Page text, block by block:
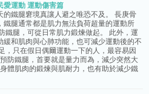
愛運動 運動傷害篇
的鐵腿窘境真讓人避之唯恐不及。 長庚骨
鐵腿通常都是肌力無法負荷超量的運動所
鐵腿，可從日常肌力鍛煉做起。 此外，運
緩和肌肉與心肺功能，也可減少運動後的不
，只在假日偶爾運動一下的人，最容易因
防鐵腿，首要就是量力而為，減少突然大
體肌肉的鍛煉與肌耐力，也有助於減少鐵